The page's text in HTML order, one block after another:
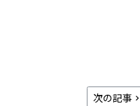
次の記事